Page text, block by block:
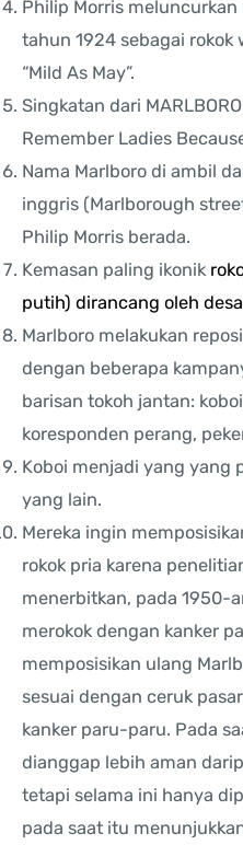
Philip Morris meluncurkan
tahun 1924 sebagai rokok
“Mild As May”.
Singkatan dari
Remember Ladies
Nama Marlboro di ambil
inggris (Marlborough
Philip Morris berada.
Kemasan paling ikonik
putih) dirancang oleh
Marlboro melakukan
dengan beberapa
barisan tokoh jantan:
koresponden perang,
Koboi menjadi yang yang
yang lain.
Mereka ingin
rokok pria karena
menerbitkan, pada 1950-
merokok dengan kanker
memposisikan ulang
sesuai dengan ceruk
kanker paru-paru. Pada
dianggap lebih aman
tetapi selama ini hanya
pada saat itu